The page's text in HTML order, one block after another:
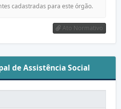
cadastradas para este órgão.
Ato Normativo
de Assistência Social